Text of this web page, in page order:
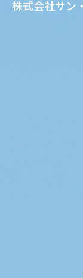
株式会社サン